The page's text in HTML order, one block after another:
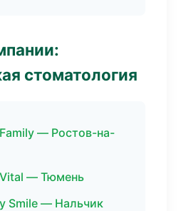
стоматология
— Ростов-на-
— Тюмень
Smile — Нальчик